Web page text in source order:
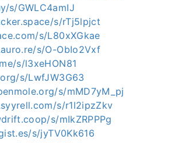
s/GWLC4amIJ
s/rTj5lpjct
s/L80xXGkae
s/O-ObIo2Vxf
s/l3xeHON81
s/LwfJW3G63
s/mMD7yM_pj
s/r1l2ipzZkv
s/mIkZRPPPg
s/jyTV0Kk616